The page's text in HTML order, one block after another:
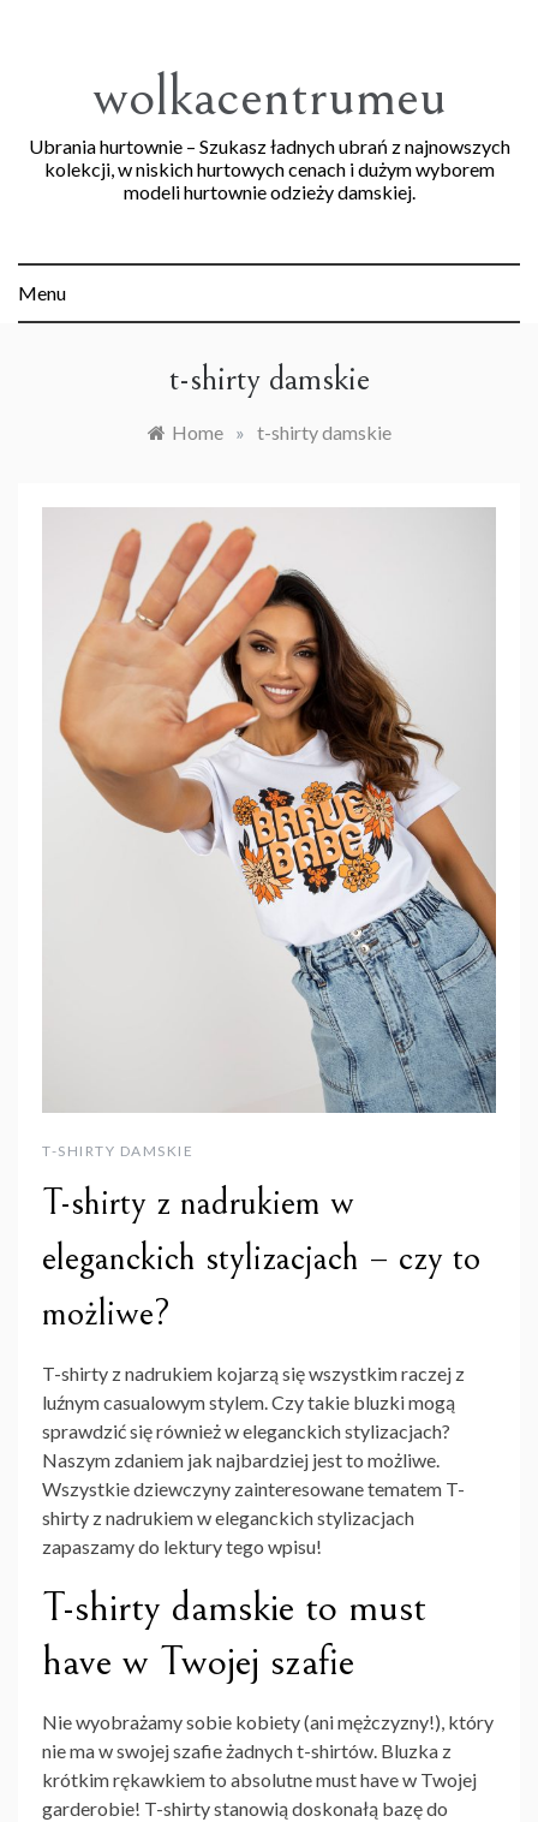
wolkacentrumeu
Ubrania hurtownie – Szukasz ładnych ubrań z najnowszych
kolekcji, w niskich hurtowych cenach i dużym wyborem
modeli hurtownie odzieży damskiej.
Menu
t-shirty damskie
Home » t-shirty damskie
T-SHIRTY DAMSKIE
T-shirty z nadrukiem w
eleganckich stylizacjach – czy to
możliwe?
T-shirty z nadrukiem kojarzą się wszystkim raczej z
luźnym casualowym stylem. Czy takie bluzki mogą
sprawdzić się również w eleganckich stylizacjach?
Naszym zdaniem jak najbardziej jest to możliwe.
Wszystkie dziewczyny zainteresowane tematem T-
shirty z nadrukiem w eleganckich stylizacjach
zapaszamy do lektury tego wpisu!
T-shirty damskie to must
have w Twojej szafie
Nie wyobrażamy sobie kobiety (ani mężczyzny!), który
nie ma w swojej szafie żadnych t-shirtów. Bluzka z
krótkim rękawkiem to absolutne must have w Twojej
garderobie! T-shirty stanowią doskonałą bazę do